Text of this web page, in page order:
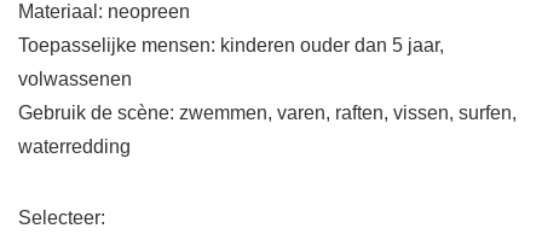
Materiaal: neopreen
Toepasselijke mensen: kinderen ouder dan 5 jaar,
volwassenen
Gebruik de scène: zwemmen, varen, raften, vissen, surfen,
waterredding
Selecteer: